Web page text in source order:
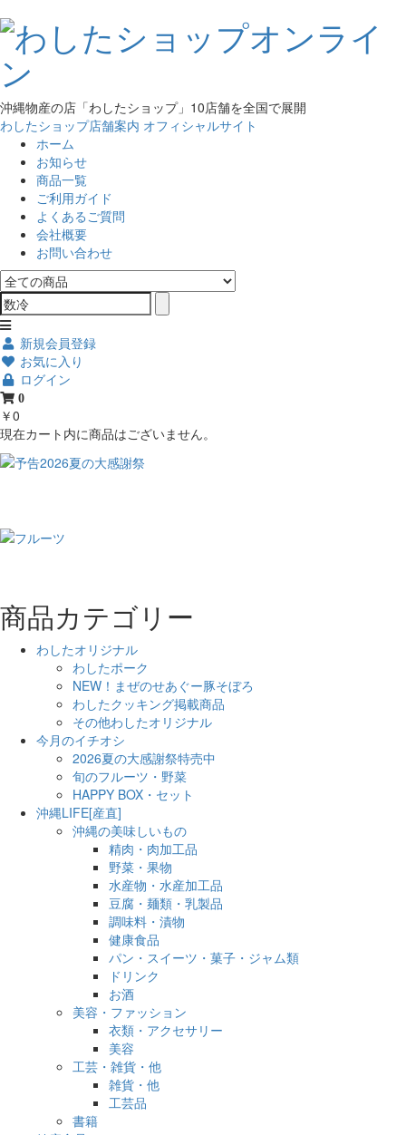
沖縄物産の店「わしたショップ」10店舗を全国で展開
わしたショップ店舗案内 オフィシャルサイト
ホーム
お知らせ
商品一覧
ご利用ガイド
よくあるご質問
会社概要
お問い合わせ
新規会員登録
お気に入り
ログイン
0
￥0
現在カート内に商品はございません。
商品カテゴリー
わしたオリジナル
わしたポーク
NEW！まぜのせあぐー豚そぼろ
わしたクッキング掲載商品
その他わしたオリジナル
今月のイチオシ
2026夏の大感謝祭特売中
旬のフルーツ・野菜
HAPPY BOX・セット
沖縄LIFE[産直]
沖縄の美味しいもの
精肉・肉加工品
野菜・果物
水産物・水産加工品
豆腐・麺類・乳製品
調味料・漬物
健康食品
パン・スイーツ・菓子・ジャム類
ドリンク
お酒
美容・ファッション
衣類・アクセサリー
美容
工芸・雑貨・他
雑貨・他
工芸品
書籍